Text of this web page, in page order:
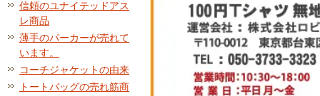
信頼のユナイテッドアス
レ商品
薄手のパーカーが売れて
います。
コーチジャケットの由来
トートバッグの売れ筋商